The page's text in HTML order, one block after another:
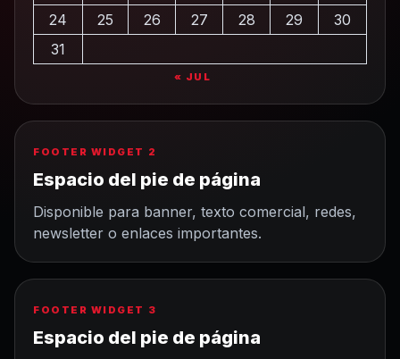
24
25 26 27 28 29
30
31
« JUL
FOOTER WIDGET 2
Espacio del pie de página
Disponible para banner, texto comercial, redes,
newsletter o enlaces importantes.
FOOTER WIDGET 3
Espacio del pie de página